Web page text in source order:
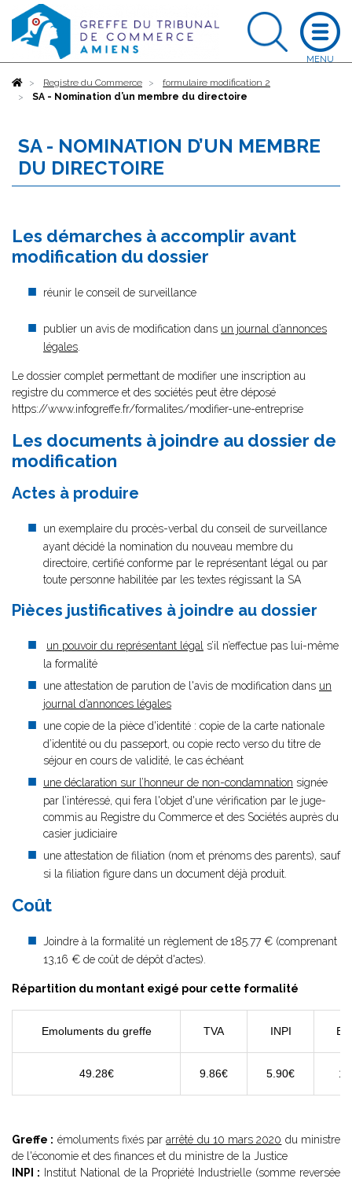
AccueilRegistre du Commerce
formulaire modification 2
SA - Nomination d’un membre du directoire
SA - NOMINATION D’UN MEMBRE
DU DIRECTOIRE
Les démarches à accomplir avant
modification du dossier
réunir le conseil de surveillance
publier un avis de modification dans un journal d’annonces
légales
Le dossier complet permettant de modifier une inscription au
registre du commerce et des sociétés peut être déposé
https://www.infogreffe.fr/formalites/modifier-une-entreprise
Les documents à joindre au dossier de
modification
Actes à produire
un exemplaire du procès-verbal du conseil de surveillance
ayant décidé la nomination du nouveau membre du
directoire, certifié conforme par le représentant légal ou par
toute personne habilitée par les textes régissant la SA
Pièces justificatives à joindre au dossier
un pouvoir du représentant légal s’il n’effectue pas lui-même
la formalité
une attestation de parution de l'avis de modification dans un
journal d’annonces légales
une copie de la pièce d'identité : copie de la carte nationale
d’identité ou du passeport, ou copie recto verso du titre de
séjour en cours de validité, le cas échéant
une déclaration sur l’honneur de non-condamnation signée
par l’intéressé, qui fera l'objet d'une vérification par le juge-
commis au Registre du Commerce et des Sociétés auprès du
casier judiciaire
une attestation de filiation (nom et prénoms des parents), sauf
si la filiation figure dans un document déjà produit.
Coût
Joindre à la formalité un règlement de185.77 € (comprenant
13,16 € de coût de dépôt d'actes).
Répartition du montant exigé pour cette formalité
Emoluments du greffe TVA INPI
49.28€ 9.86€ 5.90€
Greffe : émoluments fixés pararrêté du 10 mars 2020 du ministre
de l'économie et des finances et du ministre de la Justice
INPI : Institut National de la Propriété Industrielle (somme reversée